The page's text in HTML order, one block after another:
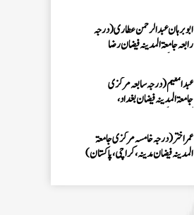
عمر اختر (درجہ خامسہ مرکزی جامعۃ
المدینہ فیضان مدینہ ،کراچی،پاکستان)
محمد وقاص (مرکزی جامعۃ المدینہ
فیضان مدینہ،کراچی ،پاکستان)
محمد سعد عمران (درجہ عالیہ مرکزی جامعۃ
المدینہ فیضانِ مدینہ ،کراچی ،پاکستان)